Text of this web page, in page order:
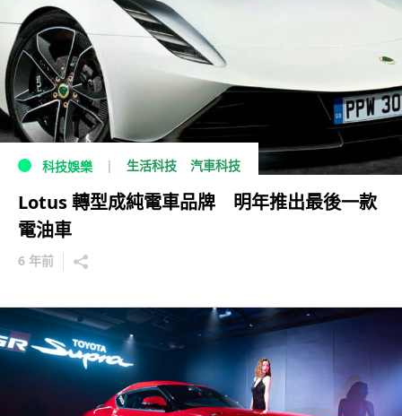
科技娛樂 生活科技 汽車科技
Lotus 轉型成純電車品牌 明年推出最後一款
電油車
6 年前